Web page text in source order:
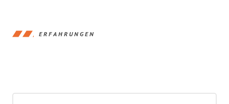
ERFAHRUNGEN